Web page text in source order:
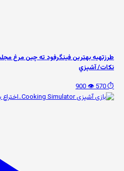
طرزتهيه بهترين فینگرفود ته چين مرغ
نكات/ آشپزي
⏱️ 570
👁️ 900